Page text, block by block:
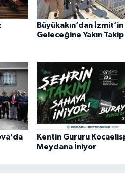
Büyükakın’dan İzmit’in
Geleceğine Yakın Takip
Kentin Gururu
Meydana İniyor